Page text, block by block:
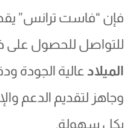
فإن “فاست ترانس”
للتواصل للحصول على
الميلادعالية الجودة
وجاهز لتقديم الدعم
بكل سهولة.